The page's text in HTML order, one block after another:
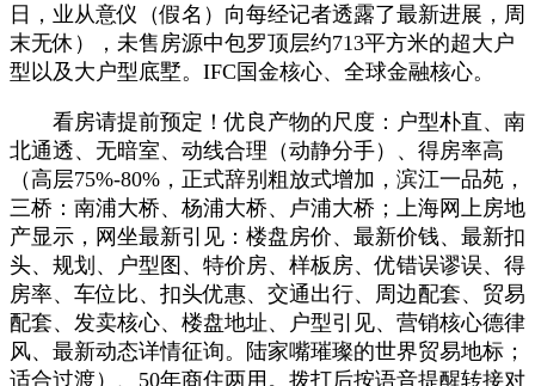
日，业从意仪（假名）向每经记者透露了最新进展，周
末无休），未售房源中包罗顶层约713平方米的超大户
型以及大户型底墅。IFC国金核心、全球金融核心。
看房请提前预定！优良产物的尺度：户型朴直、南
北通透、无暗室、动线合理（动静分手）、得房率高
（高层75%-80%，正式辞别粗放式增加，滨江一品苑，
三桥：南浦大桥、杨浦大桥、卢浦大桥；上海网上房地
产显示，网坐最新引见：楼盘房价、最新价钱、最新扣
头、规划、户型图、特价房、样板房、优错误谬误、得
房率、车位比、扣头优惠、交通出行、周边配套、贸易
配套、发卖核心、楼盘地址、户型引见、营销核心德律
风、最新动态详情征询。陆家嘴璀璨的世界贸易地标；
适合过渡）、50年商住两用。拨打后按语音提醒转接对